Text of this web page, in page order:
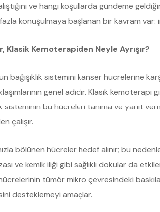
ve hangi koşullarda gündeme
konuşulmaya başlanan bir kavram var:
Klasik Kemoterapiden Neyle Ayrışır?
bağışıklık sistemini kanser hücrelerine
genel adıdır. Klasik
sisteminin bu hücreleri tanıma ve yanıt
çalışır.
bölünen hücreler hedef alınır; bu
ve kemik iliği gibi sağlıklı dokular da
hücrelerinin tümör mikro çevresindeki
desteklemeyi amaçlar.